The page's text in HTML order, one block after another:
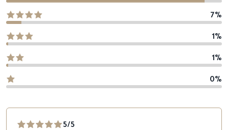
7%
1%
1%
0%
5/5